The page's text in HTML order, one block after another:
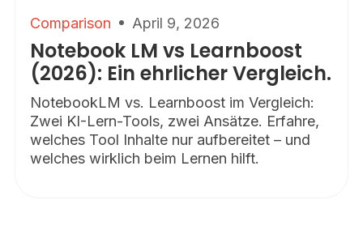
Comparison April 9, 2026
Notebook LM vs Learnboost
(2026): Ein ehrlicher Vergleich.
NotebookLM vs. Learnboost im Vergleich:
Zwei KI-Lern-Tools, zwei Ansätze. Erfahre,
welches Tool Inhalte nur aufbereitet – und
welches wirklich beim Lernen hilft.